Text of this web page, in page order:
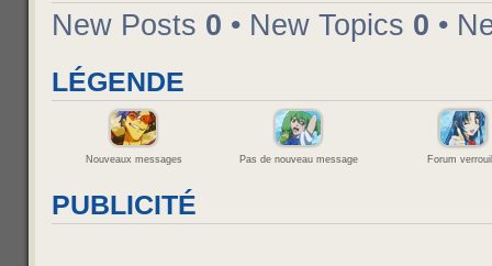
New Posts 0 • New Topics 0 •
LÉGENDE
Nouveaux messages Pas de nouveau message Forum
PUBLICITÉ